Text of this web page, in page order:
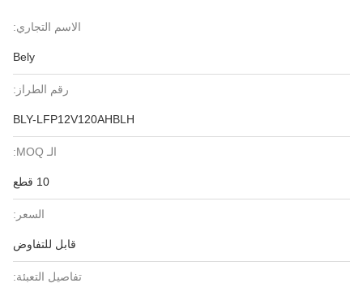
الاسم التجاري:
Bely
رقم الطراز:
BLY-LFP12V120AHBLH
الـ MOQ:
10 قطع
السعر:
قابل للتفاوض
تفاصيل التعبئة: